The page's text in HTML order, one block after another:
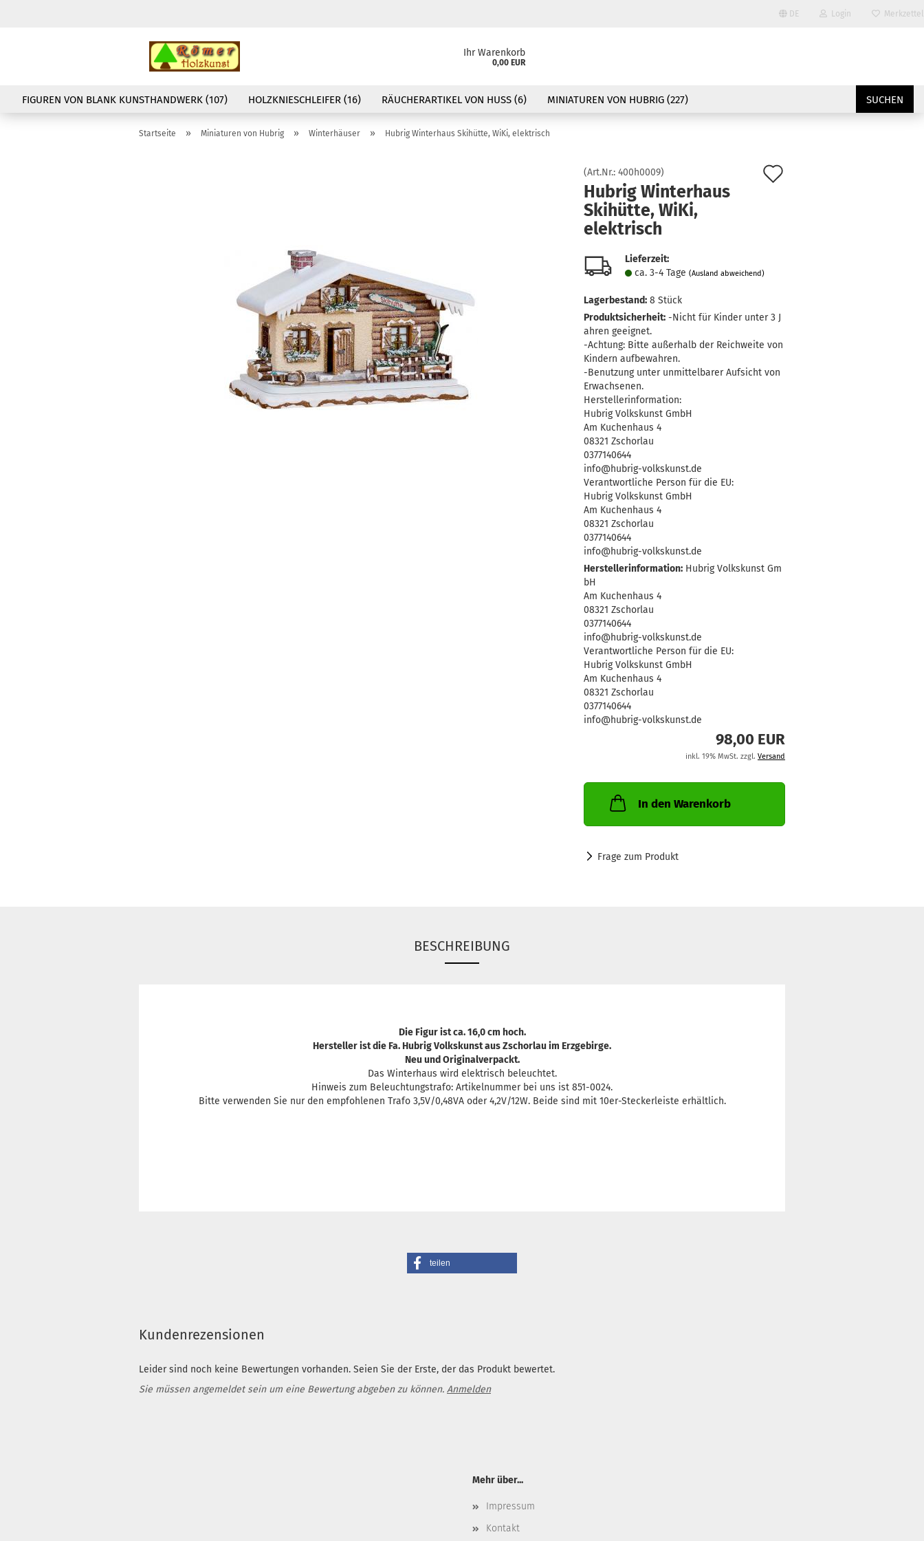
DE
Lieferland
Login
Konto erstellen
Merkzettel
Ihr Warenkorb
0,00 EUR
FIGUREN VON BLANK KUNSTHANDWERK (107) HOLZKNIESCHLEIFER (16) RÄUCHERARTIKEL VON HUSS (6) MINIATUREN VON HUBRIG (227) SUCHEN
Startseite » Miniaturen von Hubrig » Winterhäuser » Hubrig Winterhaus Skihütte, WiKi, elektrisch
(Art.Nr.: 400h0009)
Hubrig Winterhaus
Skihütte, WiKi,
elektrisch
Lieferzeit:
ca. 3-4 Tage (Ausland abweichend)
Lagerbestand: 8 Stück
Produktsicherheit: -Nicht für Kinder unter 3 J
ahren geeignet.
-Achtung: Bitte außerhalb der Reichweite von
Kindern aufbewahren.
-Benutzung unter unmittelbarer Aufsicht von
Erwachsenen.
Herstellerinformation:
Hubrig Volkskunst GmbH
Am Kuchenhaus 4
08321 Zschorlau
0377140644
info@hubrig-volkskunst.de
Verantwortliche Person für die EU:
Hubrig Volkskunst GmbH
Am Kuchenhaus 4
08321 Zschorlau
0377140644
info@hubrig-volkskunst.de
Herstellerinformation: Hubrig Volkskunst Gm
bH
Am Kuchenhaus 4
08321 Zschorlau
0377140644
info@hubrig-volkskunst.de
Verantwortliche Person für die EU:
Hubrig Volkskunst GmbH
Am Kuchenhaus 4
08321 Zschorlau
0377140644
info@hubrig-volkskunst.de
98,00 EUR
inkl. 19% MwSt. zzgl. Versand
In den Warenkorb
Frage zum Produkt
BESCHREIBUNG
Die Figur ist ca. 16,0 cm hoch.
Hersteller ist die Fa. Hubrig Volkskunst aus Zschorlau im Erzgebirge.
Neu und Originalverpackt.
Das Winterhaus wird elektrisch beleuchtet.
Hinweis zum Beleuchtungstrafo: Artikelnummer bei uns ist 851-0024.
Bitte verwenden Sie nur den empfohlenen Trafo 3,5V/0,48VA oder 4,2V/12W. Beide sind mit 10er-Steckerleiste erhältlich.
teilen
Kundenrezensionen
Leider sind noch keine Bewertungen vorhanden. Seien Sie der Erste, der das Produkt bewertet.
Sie müssen angemeldet sein um eine Bewertung abgeben zu können. Anmelden
Mehr über...
Impressum
Kontakt